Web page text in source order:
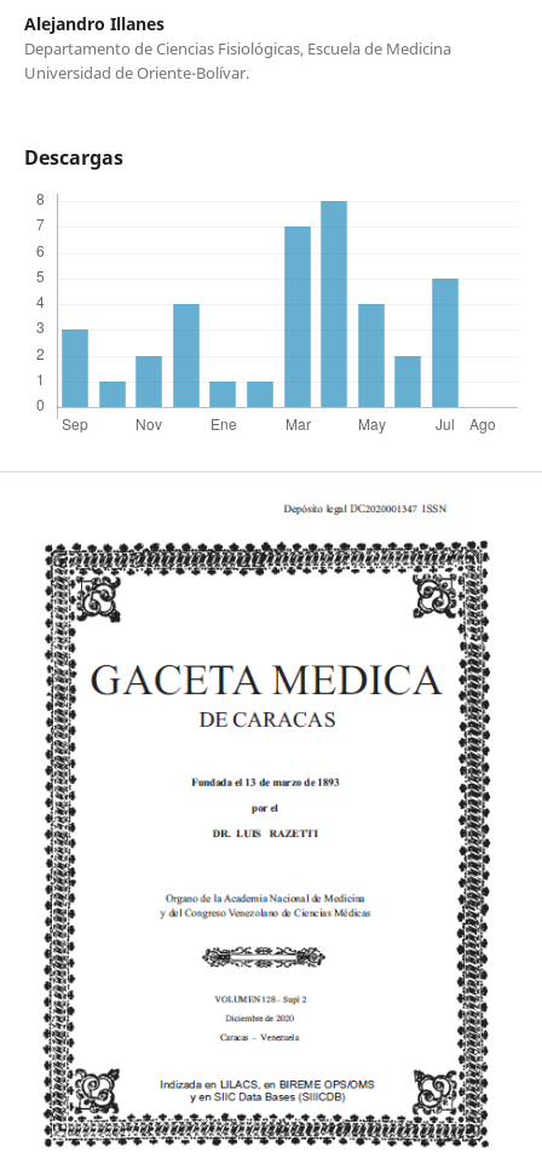
Alejandro Illanes
Departamento de Ciencias Fisiológicas, Escuela de Medicina
Universidad de Oriente-Bolívar.
Descargas